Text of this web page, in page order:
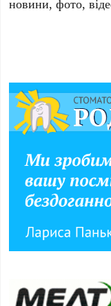
новини, фото,